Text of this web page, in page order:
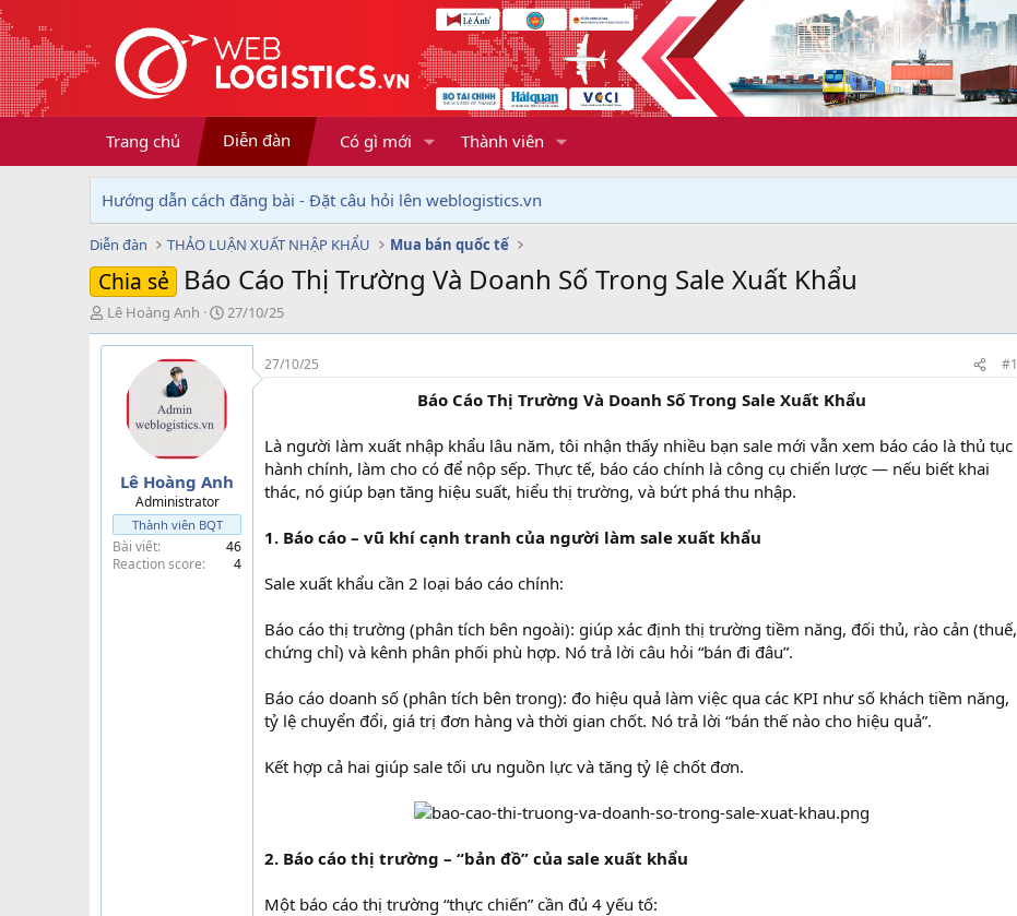
Trang chủ Diễn đàn Có gì mới Thành viên
Hướng dẫn cách đăng bài - Đặt câu hỏi lên weblogistics.vn
Diễn đàn THẢO LUẬN XUẤT NHẬP KHẨU Mua bán quốc tế
Chia sẻ Báo Cáo Thị Trường Và Doanh Số Trong Sale Xuất Khẩu
T
h
r
Lê Hoàng Anh
N
g
à
g
i
27/10/25
Lê Hoàng Anh
Administrator
Thành viên BQT
Bài viết
46
Reaction score
4
27/10/25 #1
Báo Cáo Thị Trường Và Doanh Số Trong Sale Xuất Khẩu
Là người làm xuất nhập khẩu lâu năm, tôi nhận thấy nhiều bạn sale mới vẫn xem báo cáo là thủ tục
hành chính, làm cho có để nộp sếp. Thực tế, báo cáo chính là công cụ chiến lược — nếu biết khai
thác, nó giúp bạn tăng hiệu suất, hiểu thị trường, và bứt phá thu nhập.
1. Báo cáo – vũ khí cạnh tranh của người làm sale xuất khẩu
Sale xuất khẩu cần 2 loại báo cáo chính:
Báo cáo thị trường (phân tích bên ngoài): giúp xác định thị trường tiềm năng, đối thủ, rào cản (thuế,
chứng chỉ) và kênh phân phối phù hợp. Nó trả lời câu hỏi “bán đi đâu”.
Báo cáo doanh số (phân tích bên trong): đo hiệu quả làm việc qua các KPI như số khách tiềm năng,
tỷ lệ chuyển đổi, giá trị đơn hàng và thời gian chốt. Nó trả lời “bán thế nào cho hiệu quả”.
Kết hợp cả hai giúp sale tối ưu nguồn lực và tăng tỷ lệ chốt đơn.
2. Báo cáo thị trường – “bản đồ” của sale xuất khẩu
Một báo cáo thị trường “thực chiến” cần đủ 4 yếu tố: